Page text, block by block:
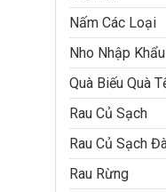
Nấm Các Loại
Nho Nhập Khẩu
Quà Biếu Quà
Rau Củ Sạch
Rau Củ Sạch
Rau Rừng